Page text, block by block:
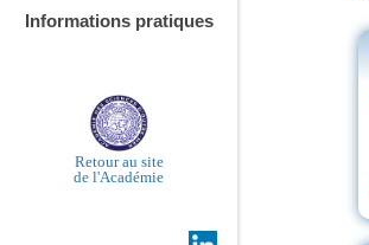
Informations pratiques
Retour au site
de l'Académie